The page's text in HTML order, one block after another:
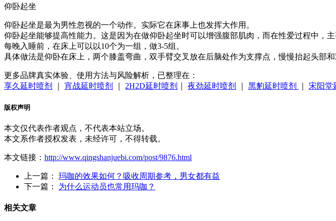
仰卧起坐
仰卧起坐是最为男性忽视的一个动作。实际它在床事上也发挥大作用。
仰卧起坐能够提高性能力。这是因为在做仰卧起坐时可以增强腹部肌肉，而在性爱过程中，
每晚入睡前，在床上可以以10个为一组，做3-5组。
具体做法是仰卧在床上，两个膝盖弯曲，双手臂交叉放在后脑处作为支撑点，慢慢抬起头部
更多品牌真实体验、使用方法与风险解析，已整理在：
享久延时喷剂
宵战延时喷剂 2H2D延时喷剂 夜劲延时喷剂 黑豹延时喷剂 宋阳堂
版权声明
本文仅代表作者观点，不代表本站立场。
本文系作者授权发表，未经许可，不得转载。
本文链接： http://www.qingshanjuebi.com/post/9876.html
上一篇： 玛咖的效果如何？吸收周期参考，男女都有益
下一篇： 为什么运动员也常用玛咖？
相关文章